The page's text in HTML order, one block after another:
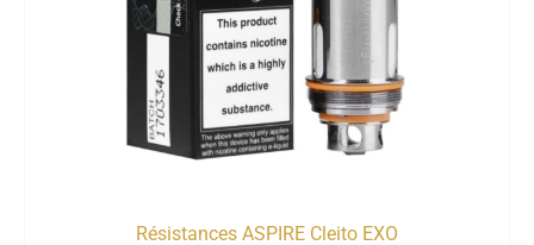
Résistances ASPIRE Cleito EXO